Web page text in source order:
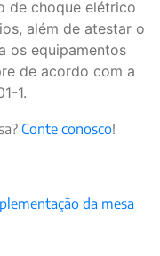
de choque elétrico
além de atestar o
os equipamentos
de acordo com a
1.
Conte conosco!
da mesa